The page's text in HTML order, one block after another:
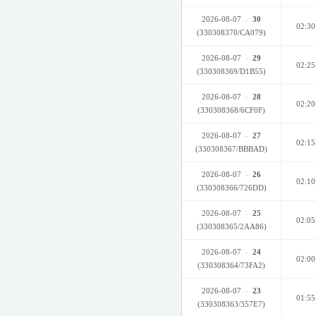
2026-08-07 - 30
(330308370/CA079)
02:30
2026-08-07 - 29
(330308369/D1B55)
02:25
2026-08-07 - 28
(330308368/6CF0F)
02:20
2026-08-07 - 27
(330308367/BBBAD)
02:15
2026-08-07 - 26
(330308366/726DD)
02:10
2026-08-07 - 25
(330308365/2AA86)
02:05
2026-08-07 - 24
(330308364/73FA2)
02:00
2026-08-07 - 23
(330308363/357E7)
01:55